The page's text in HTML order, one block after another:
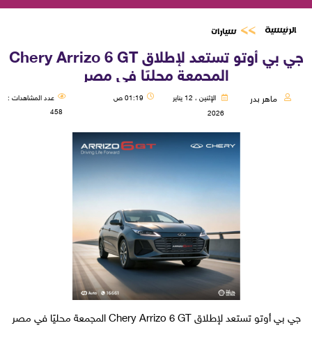
الرئيسية سيارات
جي بي أوتو تستعد لإطلاق Chery Arrizo 6 GT
المجمعة محليًا في مصر
ماهر بدر
الإثنين ، 12 يناير
2026
01:19 ص
عدد المشاهدات :
458
جي بي أوتو تستعد لإطلاق Chery Arrizo 6 GT المجمعة محليًا في مصر